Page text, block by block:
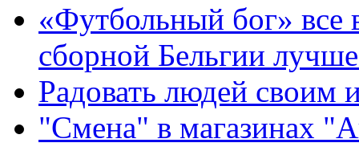
«Футбольный бог» все
сборной Бельгии
Радовать людей своим
"Смена" в магазинах